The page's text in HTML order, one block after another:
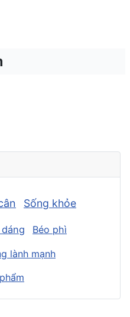
Sống khỏe
Béo phì
lành mạnh